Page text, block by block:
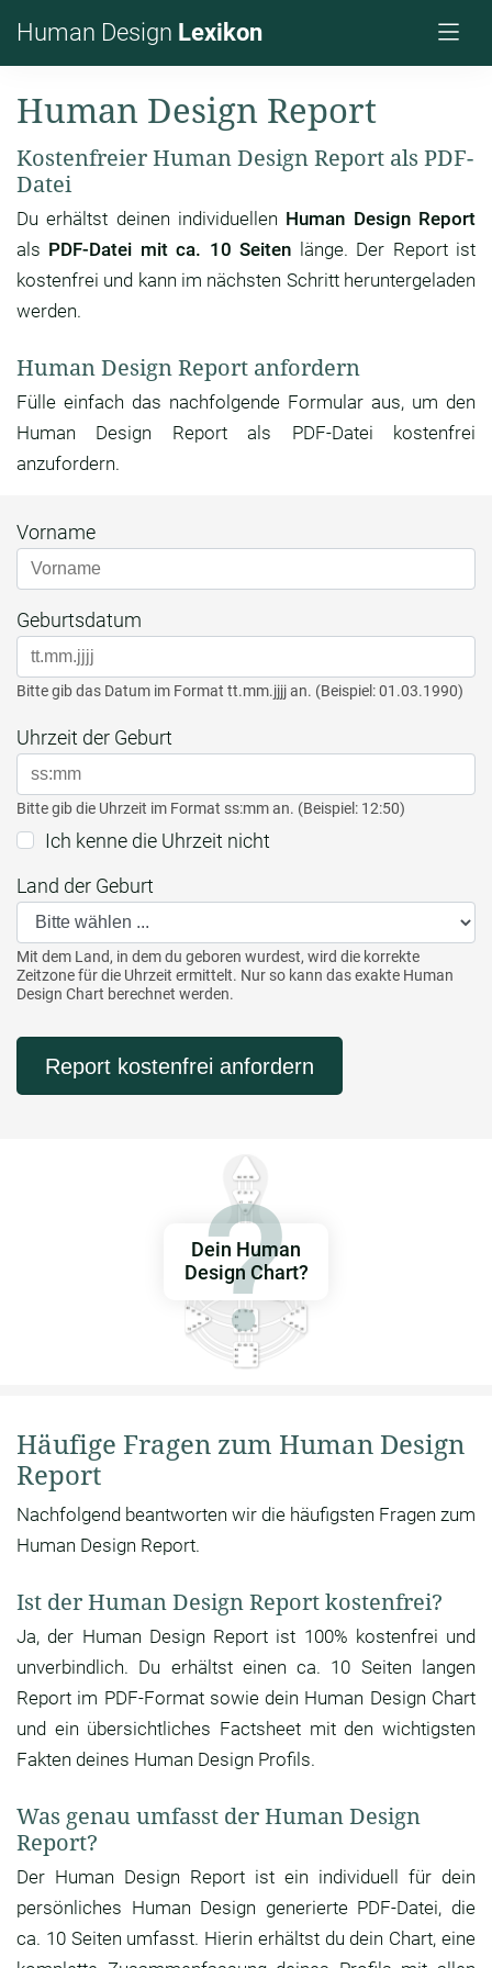
Human Design Lexikon
Human Design Report
Kostenfreier Human Design Report als PDF-
Datei
Du erhältst deinen individuellen Human Design Report
als PDF-Datei mit ca. 10 Seiten länge. Der Report ist
kostenfrei und kann im nächsten Schritt heruntergeladen
werden.
Human Design Report anfordern
Fülle einfach das nachfolgende Formular aus, um den
Human Design Report als PDF-Datei kostenfrei
anzufordern.
Vorname
Geburtsdatum
Bitte gib das Datum im Format tt.mm.jjjj an. (Beispiel: 01.03.1990)
Uhrzeit der Geburt
Bitte gib die Uhrzeit im Format ss:mm an. (Beispiel: 12:50)
Ich kenne die Uhrzeit nicht
Land der Geburt
Mit dem Land, in dem du geboren wurdest, wird die korrekte
Zeitzone für die Uhrzeit ermittelt. Nur so kann das exakte Human
Design Chart berechnet werden.
Report kostenfrei anfordern
Dein Human
Design Chart?
Häufige Fragen zum Human Design
Report
Nachfolgend beantworten wir die häufigsten Fragen zum
Human Design Report.
Ist der Human Design Report kostenfrei?
Ja, der Human Design Report ist 100% kostenfrei und
unverbindlich. Du erhältst einen ca. 10 Seiten langen
Report im PDF-Format sowie dein Human Design Chart
und ein übersichtliches Factsheet mit den wichtigsten
Fakten deines Human Design Profils.
Was genau umfasst der Human Design
Report?
Der Human Design Report ist ein individuell für dein
persönliches Human Design generierte PDF-Datei, die
ca. 10 Seiten umfasst. Hierin erhältst du dein Chart, eine